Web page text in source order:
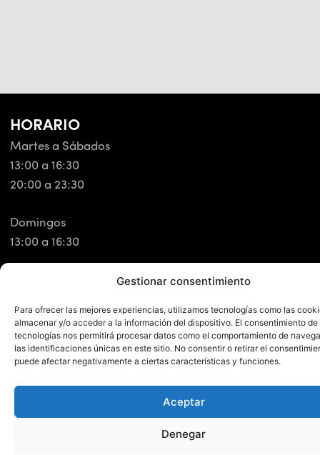
Gestionar consentimiento
Para ofrecer las mejores experiencias, utilizamos tecnologías como las
almacenar y/o acceder a la información del dispositivo. El consentimiento de
tecnologías nos permitirá procesar datos como el comportamiento de
las identificaciones únicas en este sitio. No consentir o retirar el
puede afectar negativamente a ciertas características y funciones.
Aceptar
Denegar
HORARIO
Martes a Sábados
13:00 a 16:30
20:00 a 23:30
Domingos
13:00 a 16:30
Síguenos en redes.
Conecta con nosotros y forma parte de nuestra
comunidad.